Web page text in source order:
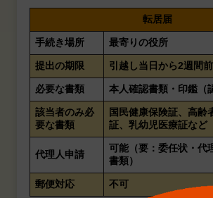
転居届
手続き場所 最寄りの役所
提出の期限 引越し当日から2週間
必要な書類 本人確認書類・印鑑（
該当者のみ必
要な書類
国民健康保険証、高齢
証、乳幼児医療証など
代理人申請
可能（要：委任状・代
書類）
郵便対応 不可